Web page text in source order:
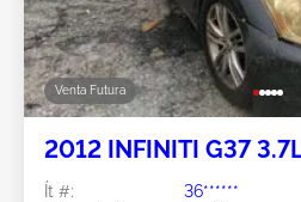
Venta Futura
2012 INFINITI G37
Ít #:
36******